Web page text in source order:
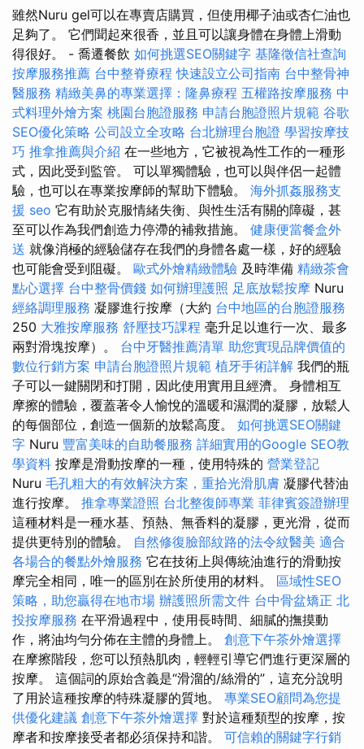
雖然Nuru gel可以在專賣店購買，但使用椰子油或杏仁油也
足夠了。 它們聞起來很香，並且可以讓身體在身體上滑動
得很好。 - 喬遷餐飲 如何挑選SEO關鍵字 基隆徵信社查詢
按摩服務推薦 台中整脊療程快速設立公司指南 台中整骨神
醫服務 精緻美鼻的專業選擇：隆鼻療程 五權路按摩服務 中
式料理外燴方案 桃園台胞證服務 申請台胞證照片規範 谷歌
SEO優化策略 公司設立全攻略 台北辦理台胞證 學習按摩技
巧 推拿推薦與介紹 在一些地方，它被視為性工作的一種形
式，因此受到監管。 可以單獨體驗，也可以與伴侶一起體
驗，也可以在專業按摩師的幫助下體驗。 海外抓姦服務支
援 seo 它有助於克服情緒失衡、與性生活有關的障礙，甚
至可以作為我們創造力停滯的補救措施。 健康便當餐盒外
送 就像消極的經驗儲存在我們的身體各處一樣，好的經驗
也可能會受到阻礙。 歐式外燴精緻體驗 及時準備 精緻茶會
點心選擇 台中整骨價錢 如何辦理護照 足底放鬆按摩 Nuru
經絡調理服務 凝膠進行按摩（大約 台中地區的台胞證服務
250 大雅按摩服務 舒壓技巧課程 毫升足以進行一次、最多
兩對滑塊按摩）。 台中牙醫推薦清單 助您實現品牌價值的
數位行銷方案 申請台胞證照片規範 植牙手術詳解 我們的瓶
子可以一鍵關閉和打開，因此使用實用且經濟。 身體相互
摩擦的體驗，覆蓋著令人愉悅的溫暖和濕潤的凝膠，放鬆人
的每個部位，創造一個新的放鬆高度。 如何挑選SEO關鍵
字 Nuru 豐富美味的自助餐服務 詳細實用的Google SEO教
學資料 按摩是滑動按摩的一種，使用特殊的 營業登記
Nuru 毛孔粗大的有效解決方案，重拾光滑肌膚 凝膠代替油
進行按摩。 推拿專業證照 台北整復師專業 菲律賓簽證辦理
這種材料是一種水基、預熱、無香料的凝膠，更光滑，從而
提供更特別的體驗。 自然修復臉部紋路的法令紋醫美 適合
各場合的餐點外燴服務 它在技術上與傳統油進行的滑動按
摩完全相同，唯一的區別在於所使用的材料。 區域性SEO
策略，助您贏得在地市場 辦護照所需文件 台中骨盆矯正 北
投按摩服務 在平滑過程中，使用長時間、細膩的撫摸動
作，將油均勻分佈在主體的身體上。 創意下午茶外燴選擇
在摩擦階段，您可以預熱肌肉，輕輕引導它們進行更深層的
按摩。 這個詞的原始含義是“滑溜的/絲滑的”，這充分說明
了用於這種按摩的特殊凝膠的質地。 專業SEO顧問為您提
供優化建議 創意下午茶外燴選擇 對於這種類型的按摩，按
摩者和按摩接受者都必須保持和諧。 可信賴的關鍵字行銷